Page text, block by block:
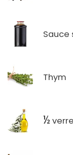
Sauce
Thym
½